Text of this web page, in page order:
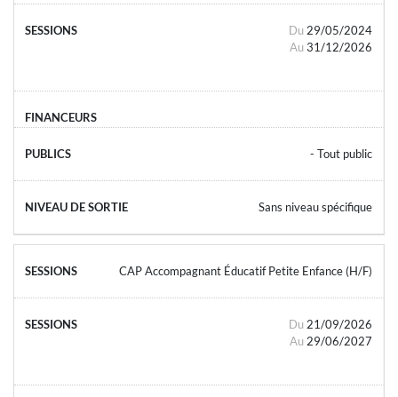
Du 29/05/2024
Au 31/12/2026
- Tout public
Sans niveau spécifique
CAP Accompagnant Éducatif Petite Enfance (H/F)
Du 21/09/2026
Au 29/06/2027